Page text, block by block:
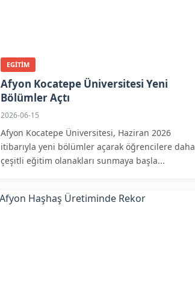
EGITIM
Afyon Kocatepe Üniversitesi Yeni
Bölümler Açtı
2026-06-15
Afyon Kocatepe Üniversitesi, Haziran 2026
itibarıyla yeni bölümler açarak öğrencilere daha
çeşitli eğitim olanakları sunmaya başla...